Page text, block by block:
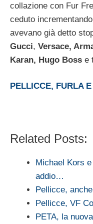
collazione con Fur
ceduto
avevano già detto
Gucci, Versace,
Karan, Hugo Boss e
PELLICCE, FURLA
Related Posts:
Michael Kors
addio…
Pellicce,
Pellicce, VF
PETA, la